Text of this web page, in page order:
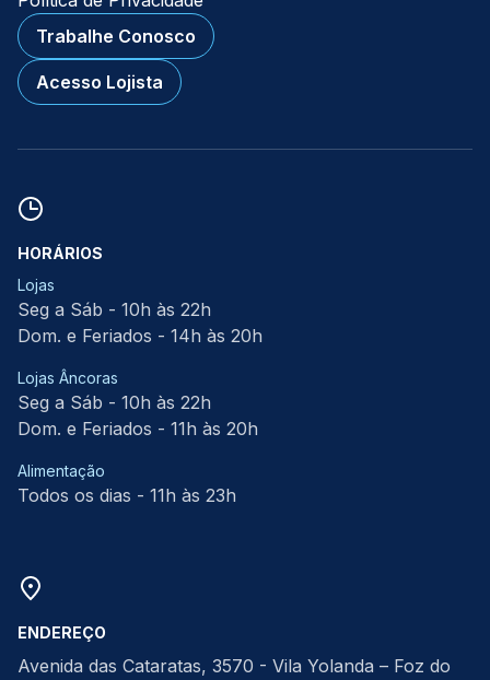
Trabalhe Conosco
Acesso Lojista
HORÁRIOS
Lojas
Seg a Sáb - 10h às 22h
Dom. e Feriados - 14h às 20h
Lojas Âncoras
Seg a Sáb - 10h às 22h
Dom. e Feriados - 11h às 20h
Alimentação
Todos os dias - 11h às 23h
ENDEREÇO
Avenida das Cataratas, 3570 - Vila Yolanda – Foz do